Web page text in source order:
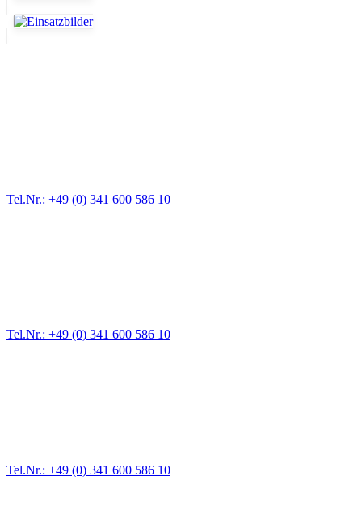
Tel.Nr.: +49 (0) 341 600 586 10
Tel.Nr.: +49 (0) 341 600 586 10
Tel.Nr.: +49 (0) 341 600 586 10